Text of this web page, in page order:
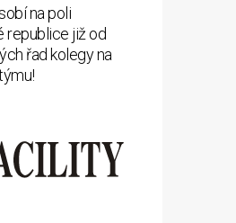
na poli
republice již od
řad kolegy na